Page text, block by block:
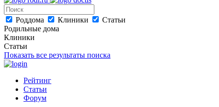
Роддома Клиники
Статьи
Родильные дома
Клиники
Статьи
Показать все результаты поиска
Рейтинг
Статьи
Форум